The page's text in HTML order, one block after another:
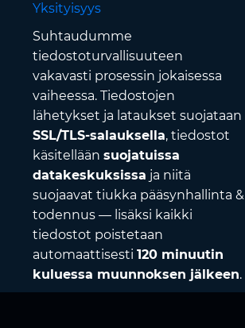
Yksityisyys
Suhtaudumme
tiedostoturvallisuuteen
vakavasti prosessin jokaisessa
vaiheessa. Tiedostojen
lähetykset ja lataukset suojataan
SSL/TLS-salauksella, tiedostot
käsitellään suojatuissa
datakeskuksissa ja niitä
suojaavat tiukka pääsynhallinta &
todennus — lisäksi kaikki
tiedostot poistetaan
automaattisesti 120 minuutin
kuluessa muunnoksen jälkeen.